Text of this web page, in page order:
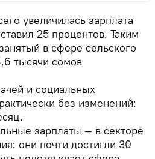
увеличилась зарплата
25 процентов. Таким
в сфере сельского
тысячи сомов
и социальных
без изменений:
зарплаты — в секторе
они почти достигли 30